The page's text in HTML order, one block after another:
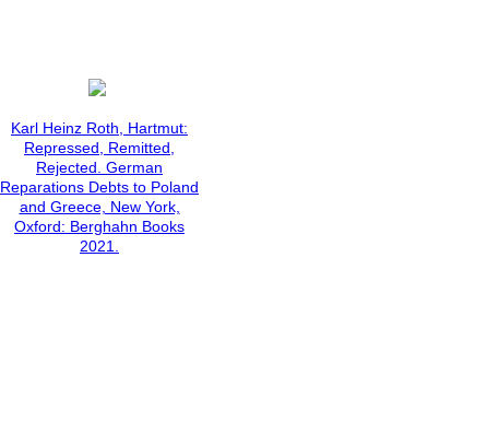
Karl Heinz Roth, Hartmut:
Repressed, Remitted,
Rejected. German
Reparations Debts to Poland
and Greece, New York,
Oxford: Berghahn Books
2021.